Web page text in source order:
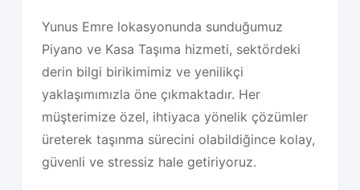
Yunus Emre lokasyonunda sunduğumuz
Piyano ve Kasa Taşıma hizmeti, sektördeki
derin bilgi birikimimiz ve yenilikçi
yaklaşımımızla öne çıkmaktadır. Her
müşterimize özel, ihtiyaca yönelik çözümler
üreterek taşınma sürecini olabildiğince kolay,
güvenli ve stressiz hale getiriyoruz.